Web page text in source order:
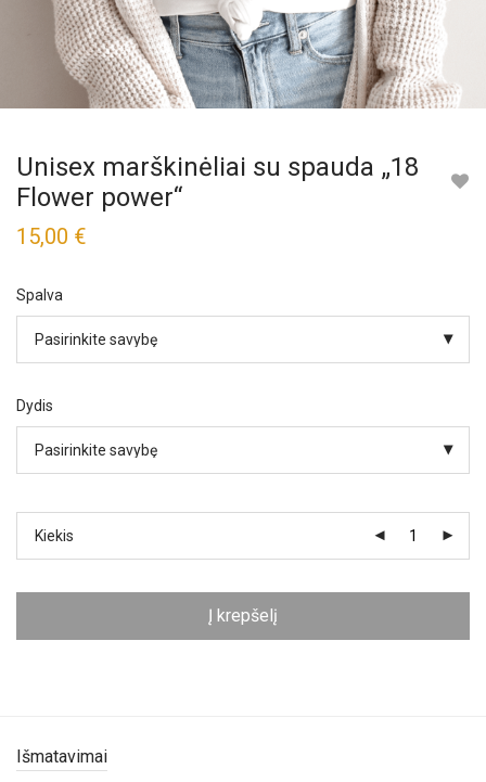
Unisex marškinėliai su spauda „18
Flower power“
15,00 €
Spalva
Dydis
Kiekis
Į krepšelį
Išmatavimai